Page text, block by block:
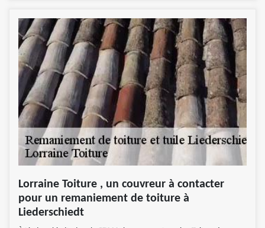
Lorraine Toiture , un couvreur à contacter
pour un remaniement de toiture à
Liederschiedt